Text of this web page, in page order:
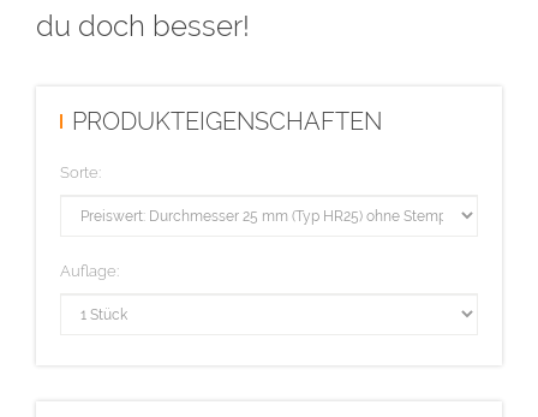
du doch besser!
PRODUKTEIGENSCHAFTEN
Sorte:
Auflage: